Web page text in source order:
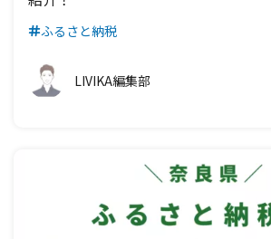
ふるさと納税
LIVIKA編集部